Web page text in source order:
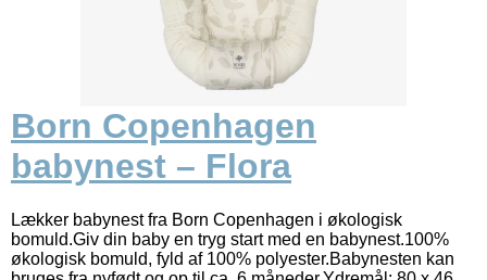
Born Copenhagen
babynest – Flora
Lækker babynest fra Born Copenhagen i økologisk
bomuld.Giv din baby en tryg start med en babynest.100%
økologisk bomuld, fyld af 100% polyester.Babynesten kan